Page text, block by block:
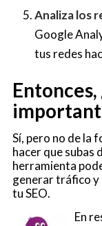
Analiza los
Google
tus redes
Entonces,
Sí, pero no de la
hacer que subas
herramienta
generar tráfico y
tu SEO.
En